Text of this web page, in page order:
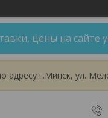
цены на сайте
адресу г.Минск, ул.